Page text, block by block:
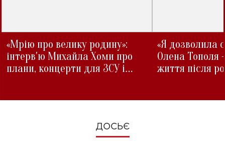
«Мрію про велику родину»:
інтерв'ю Михайла Хоми про
плани, концерти для ЗСУ і
«Я дозволила
Олена Тополя
життя після
ДОСЬЄ